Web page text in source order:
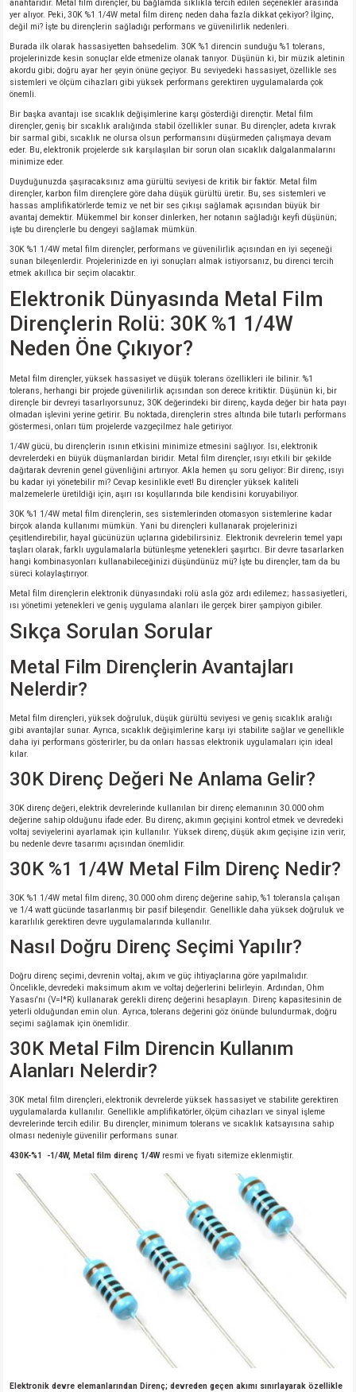
anahtarıdır. Metal film dirençler, bu bağlamda sıklıkla tercih edilen seçenekler arasında
yer alıyor. Peki, 30K %1 1/4W metal film direnç neden daha fazla dikkat çekiyor? İlginç,
değil mi? İşte bu dirençlerin sağladığı performans ve güvenilirlik nedenleri.
Burada ilk olarak hassasiyetten bahsedelim. 30K %1 direncin sunduğu %1 tolerans,
projelerinizde kesin sonuçlar elde etmenize olanak tanıyor. Düşünün ki, bir müzik aletinin
akordu gibi; doğru ayar her şeyin önüne geçiyor. Bu seviyedeki hassasiyet, özellikle ses
sistemleri ve ölçüm cihazları gibi yüksek performans gerektiren uygulamalarda çok
önemli.
Bir başka avantajı ise sıcaklık değişimlerine karşı gösterdiği dirençtir. Metal film
dirençler, geniş bir sıcaklık aralığında stabil özellikler sunar. Bu dirençler, adeta kıvrak
bir sarmal gibi, sıcaklık ne olursa olsun performansını düşürmeden çalışmaya devam
eder. Bu, elektronik projelerde sık karşılaşılan bir sorun olan sıcaklık dalgalanmalarını
minimize eder.
Duyduğunuzda şaşıracaksınız ama gürültü seviyesi de kritik bir faktör. Metal film
dirençler, karbon film dirençlere göre daha düşük gürültü üretir. Bu, ses sistemleri ve
hassas amplifikatörlerde temiz ve net bir ses çıkışı sağlamak açısından büyük bir
avantaj demektir. Mükemmel bir konser dinlerken, her notanın sağladığı keyfi düşünün;
işte bu dirençlerle bu dengeyi sağlamak mümkün.
30K %1 1/4W metal film dirençler, performans ve güvenilirlik açısından en iyi seçeneği
sunan bileşenlerdir. Projelerinizde en iyi sonuçları almak istiyorsanız, bu direnci tercih
etmek akıllıca bir seçim olacaktır.
Elektronik Dünyasında Metal Film
Dirençlerin Rolü: 30K %1 1/4W
Neden Öne Çıkıyor?
Metal film dirençler, yüksek hassasiyet ve düşük tolerans özellikleri ile bilinir. %1
tolerans, herhangi bir projede güvenilirlik açısından son derece kritiktir. Düşünün ki, bir
dirençle bir devreyi tasarlıyorsunuz; 30K değerindeki bir direnç, kayda değer bir hata payı
olmadan işlevini yerine getirir. Bu noktada, dirençlerin stres altında bile tutarlı performans
göstermesi, onları tüm projelerde vazgeçilmez hale getiriyor.
1/4W gücü, bu dirençlerin ısının etkisini minimize etmesini sağlıyor. Isı, elektronik
devrelerdeki en büyük düşmanlardan biridir. Metal film dirençler, ısıyı etkili bir şekilde
dağıtarak devrenin genel güvenliğini artırıyor. Akla hemen şu soru geliyor: Bir direnç, ısıyı
bu kadar iyi yönetebilir mi? Cevap kesinlikle evet! Bu dirençler yüksek kaliteli
malzemelerle üretildiği için, aşırı ısı koşullarında bile kendisini koruyabiliyor.
30K %1 1/4W metal film dirençlerin, ses sistemlerinden otomasyon sistemlerine kadar
birçok alanda kullanımı mümkün. Yani bu dirençleri kullanarak projelerinizi
çeşitlendirebilir, hayal gücünüzün uçlarına gidebilirsiniz. Elektronik devrelerin temel yapı
taşları olarak, farklı uygulamalarla bütünleşme yetenekleri şaşırtıcı. Bir devre tasarlarken
hangi kombinasyonları kullanabileceğinizi düşündünüz mü? İşte bu dirençler, tam da bu
süreci kolaylaştırıyor.
Metal film dirençlerin elektronik dünyasındaki rolü asla göz ardı edilemez; hassasiyetleri,
ısı yönetimi yetenekleri ve geniş uygulama alanları ile gerçek birer şampiyon gibiler.
Sıkça Sorulan Sorular
Metal Film Dirençlerin Avantajları
Nelerdir?
Metal film dirençleri, yüksek doğruluk, düşük gürültü seviyesi ve geniş sıcaklık aralığı
gibi avantajlar sunar. Ayrıca, sıcaklık değişimlerine karşı iyi stabilite sağlar ve genellikle
daha iyi performans gösterirler, bu da onları hassas elektronik uygulamaları için ideal
kılar.
30K Direnç Değeri Ne Anlama Gelir?
30K direnç değeri, elektrik devrelerinde kullanılan bir direnç elemanının 30.000 ohm
değerine sahip olduğunu ifade eder. Bu direnç, akımın geçişini kontrol etmek ve devredeki
voltaj seviyelerini ayarlamak için kullanılır. Yüksek direnç, düşük akım geçişine izin verir,
bu nedenle devre tasarımı açısından önemlidir.
30K %1 1/4W Metal Film Direnç Nedir?
30K %1 1/4W metal film direnç, 30.000 ohm direnç değerine sahip, %1 toleransla çalışan
ve 1/4 watt gücünde tasarlanmış bir pasif bileşendir. Genellikle daha yüksek doğruluk ve
kararlılık gerektiren devre uygulamalarında kullanılır.
Nasıl Doğru Direnç Seçimi Yapılır?
Doğru direnç seçimi, devrenin voltaj, akım ve güç ihtiyaçlarına göre yapılmalıdır.
Öncelikle, devredeki maksimum akım ve voltaj değerlerini belirleyin. Ardından, Ohm
Yasası'nı (V=I*R) kullanarak gerekli direnç değerini hesaplayın. Direnç kapasitesinin de
yeterli olduğundan emin olun. Ayrıca, tolerans değerini göz önünde bulundurmak, doğru
seçimi sağlamak için önemlidir.
30K Metal Film Direncin Kullanım
Alanları Nelerdir?
30K metal film dirençleri, elektronik devrelerde yüksek hassasiyet ve stabilite gerektiren
uygulamalarda kullanılır. Genellikle amplifikatörler, ölçüm cihazları ve sinyal işleme
devrelerinde tercih edilir. Bu dirençler, minimum tolerans ve sıcaklık katsayısına sahip
olması nedeniyle güvenilir performans sunar.
430K-%1 -1/4W, Metal film direnç 1/4Wresmi ve fiyatı sitemize eklenmiştir.
Elektronik devre elemanlarından Direnç; devreden geçen akımı sınırlayarak özellikle